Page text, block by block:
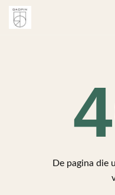
De pagina die